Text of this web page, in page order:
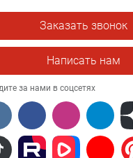
Заказать звонок
Написать нам
за нами в соцсетях